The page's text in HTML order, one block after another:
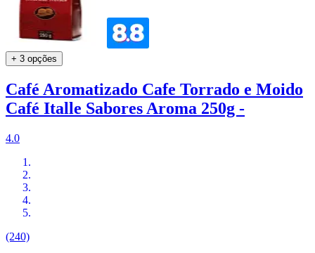
+ 3 opções
Café Aromatizado Cafe Torrado e Moido
Café Italle Sabores Aroma 250g -
4.0
(240)